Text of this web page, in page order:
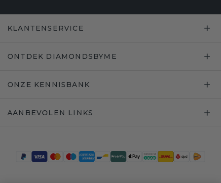
KLANTENSERVICE
ONTDEK DIAMONDSBYME
ONZE KENNISBANK
AANBEVOLEN LINKS